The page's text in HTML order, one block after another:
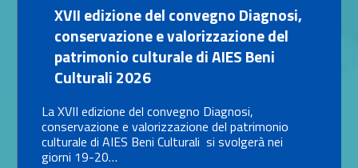
XVII edizione del convegno Diagnosi,
conservazione e valorizzazione del
patrimonio culturale di AIES Beni
Culturali 2026
La XVII edizione del convegno Diagnosi,
conservazione e valorizzazione del patrimonio
culturale di AIES Beni Culturali si svolgerà nei
giorni 19-20…